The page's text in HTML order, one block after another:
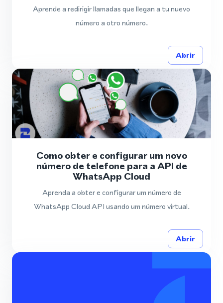
Aprende a redirigir llamadas que llegan a tu nuevo
número a otro número.
Abrir
Como obter e configurar um novo
número de telefone para a API de
WhatsApp Cloud
Aprenda a obter e configurar um número de
WhatsApp Cloud API usando um número virtual.
Abrir